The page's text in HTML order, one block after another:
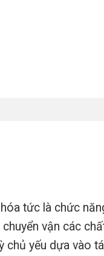
tức là chức
vận các
chủ yếu dựa vào